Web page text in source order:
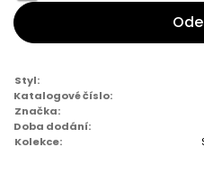
Styl:
Katalogové číslo:
Značka:
Doba dodání:
Kolekce: